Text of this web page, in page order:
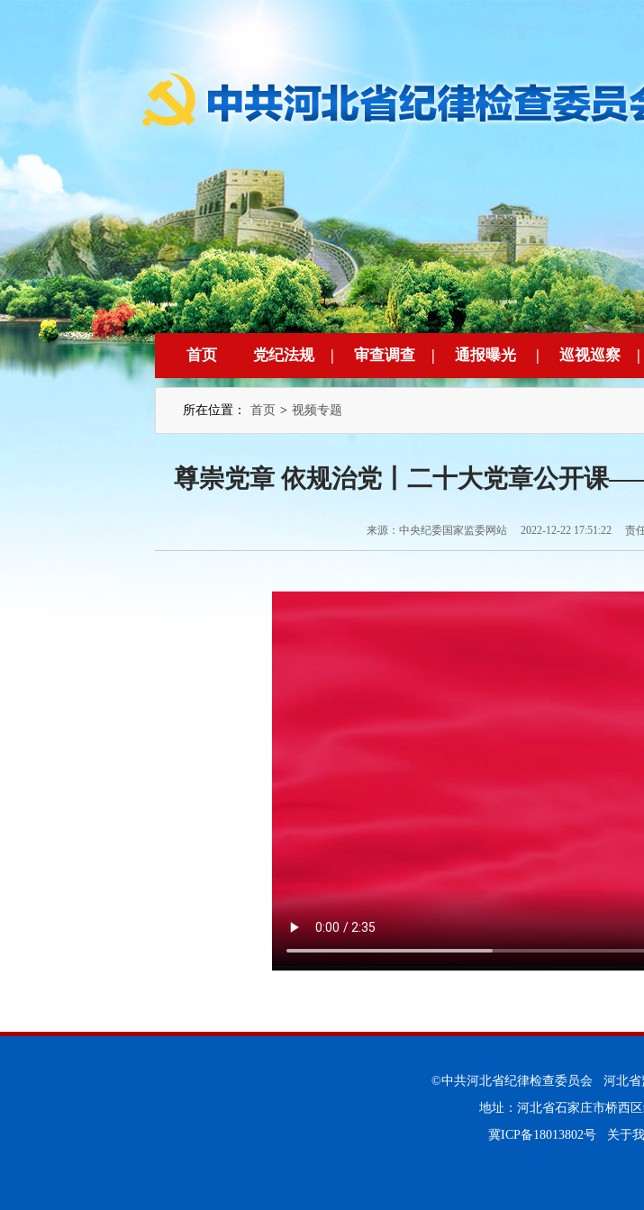
首页 党纪法规 | 审查调查 | 通报曝光 | 巡视巡察 |
所在位置： 首页 > 视频专题
尊崇党章 依规治党丨二十大党章公开课
来源：中央纪委国家监委网站 2022-12-22 17:51:22 责
©中共河北省纪律检查委员会 河北
地址：河北省石家庄市桥西
冀ICP备18013802号
关于